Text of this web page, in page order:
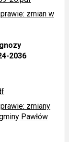
zmian w
2036
zmiany
Pawłów